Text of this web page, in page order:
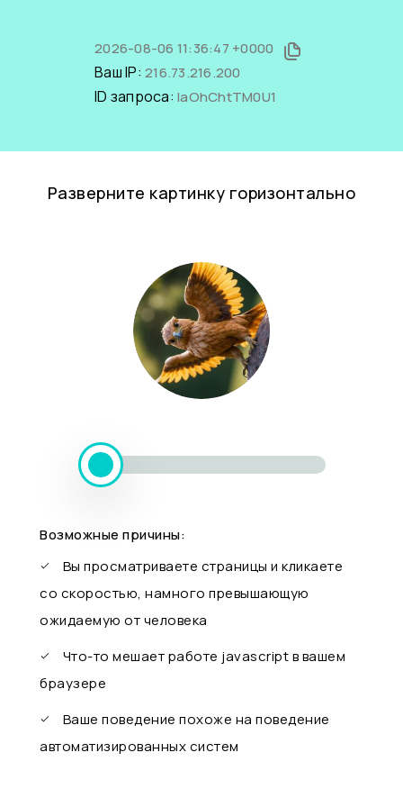
2026-08-06 11:36:47 +0000
Ваш IP: 216.73.216.200
ID запроса: laOhChtTM0U1
Разверните картинку горизонтально
Возможные причины:
Вы просматриваете страницы и кликаете
со скоростью, намного превышающую
ожидаемую от человека
Что-то мешает работе javascript в вашем
браузере
Ваше поведение похоже на поведение
автоматизированных систем